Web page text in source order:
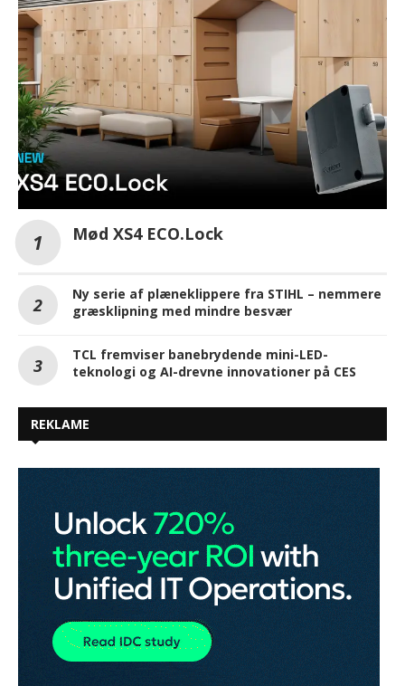
Mød XS4 ECO.Lock
Ny serie af plæneklippere fra STIHL – nemmere
græsklipning med mindre besvær
TCL fremviser banebrydende mini-LED-
teknologi og AI-drevne innovationer på CES
REKLAME